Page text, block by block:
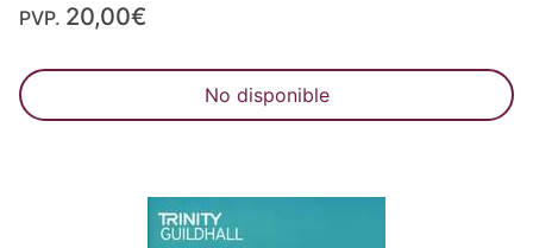
PVP. 20,00€
No disponible